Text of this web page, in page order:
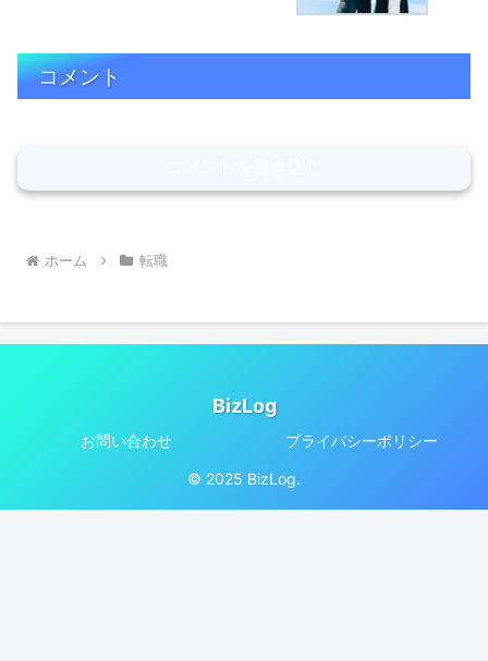
コメント
ホーム 転職
BizLog
お問い合わせ プライバシーポリシー
© 2025 BizLog.